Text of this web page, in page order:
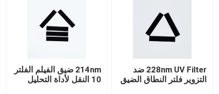
مرشح مرور النطاق المرئي
المرشح البصري القصير
228nm UV Filter ضد
التزوير فلتر النطاق الضيق
214nm ضيق الفيلم الفلتر
10 النقل لأداة التحليل